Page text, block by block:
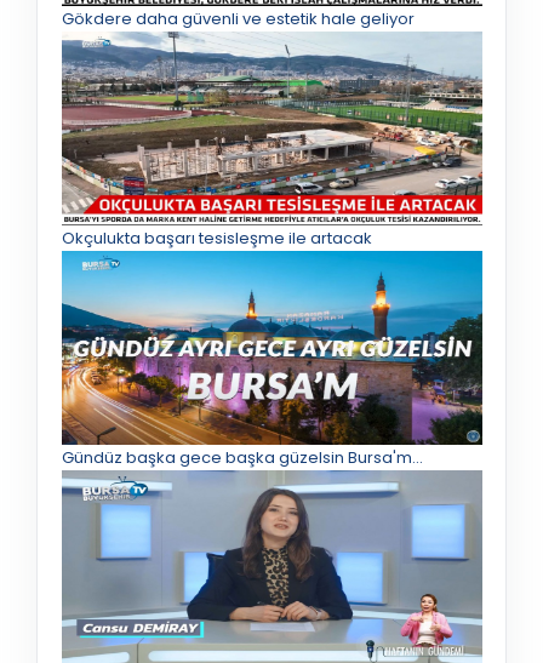
Gökdere daha güvenli ve estetik hale geliyor
Okçulukta başarı tesisleşme ile artacak
Gündüz başka gece başka güzelsin Bursa'm...